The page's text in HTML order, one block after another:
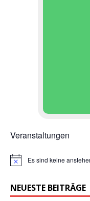
Veranstaltungen
H
w
e
Es sind keine
NEUESTE BEITRÄGE